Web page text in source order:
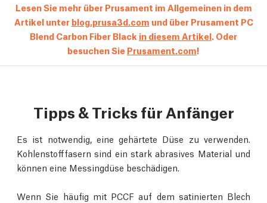
Lesen Sie mehr über Prusament im Allgemeinen in dem
Artikel unter blog.prusa3d.com und über Prusament PC
Blend Carbon Fiber Black in diesem Artikel. Oder
besuchen Sie Prusament.com!
Tipps & Tricks für Anfänger
Es ist notwendig, eine gehärtete Düse zu verwenden.
Kohlenstofffasern sind ein stark abrasives Material und
können eine Messingdüse beschädigen.
Wenn Sie häufig mit PCCF auf dem satinierten Blech